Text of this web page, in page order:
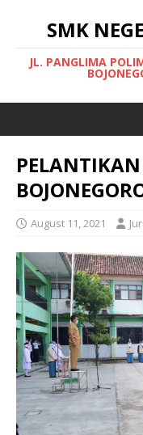
SMK
JL. PANGLIMA
August 11, 2021